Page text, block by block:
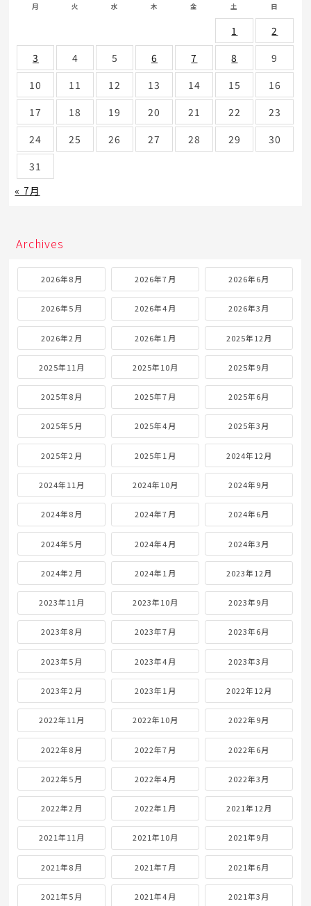
月 火 水 木 金 土 日
1
2
3
4 5 6 7 8
9
10
11 12 13 14 15
16
17
18 19 20 21 22
23
24
25 26 27 28 29
30
31
« 7月
Archives
2026年8月 2026年7月 2026年6月
2026年5月 2026年4月 2026年3月
2026年2月 2026年1月 2025年12月
2025年11月 2025年10月 2025年9月
2025年8月 2025年7月 2025年6月
2025年5月 2025年4月 2025年3月
2025年2月 2025年1月 2024年12月
2024年11月 2024年10月 2024年9月
2024年8月 2024年7月 2024年6月
2024年5月 2024年4月 2024年3月
2024年2月 2024年1月 2023年12月
2023年11月 2023年10月 2023年9月
2023年8月 2023年7月 2023年6月
2023年5月 2023年4月 2023年3月
2023年2月 2023年1月 2022年12月
2022年11月 2022年10月 2022年9月
2022年8月 2022年7月 2022年6月
2022年5月 2022年4月 2022年3月
2022年2月 2022年1月 2021年12月
2021年11月 2021年10月 2021年9月
2021年8月 2021年7月 2021年6月
2021年5月 2021年4月 2021年3月